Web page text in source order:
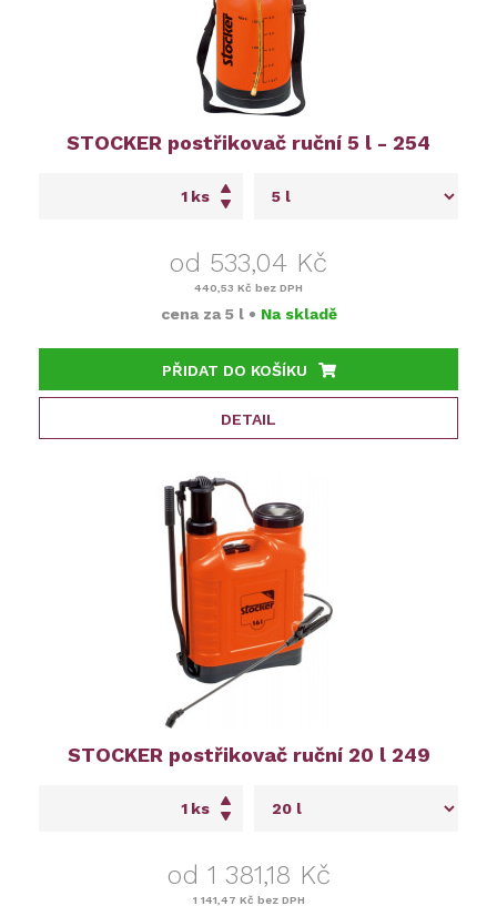
STOCKER postřikovač ruční 5 l - 254
ks
od 533,04 Kč
440,53 Kč bez DPH
cena za 5 l • Na skladě
PŘIDAT DO KOŠÍKU
DETAIL
STOCKER postřikovač ruční 20 l 249
ks
od 1 381,18 Kč
1 141,47 Kč bez DPH